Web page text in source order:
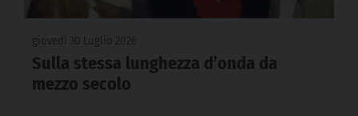
Sulla stessa lunghezza d’onda da
mezzo secolo